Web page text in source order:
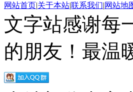
网站首页|关于本站|联系我们|网站地
文字站感谢每
的朋友！最温